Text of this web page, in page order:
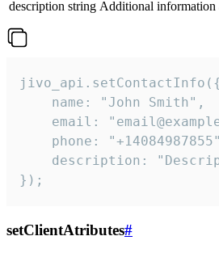
description string Additional information
jivo_api.setContactInfo({
    name: "John Smith",
email:
phone:
description:
});
setClientAtributes#